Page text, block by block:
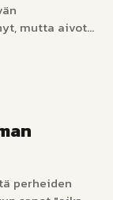
mutta aivot
paitsi
perheiden